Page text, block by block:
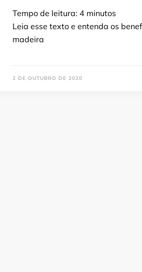
Tempo de leitura: 4 minutos
Leia esse texto e entenda os
madeira
2 DE OUTUBRO DE 2020